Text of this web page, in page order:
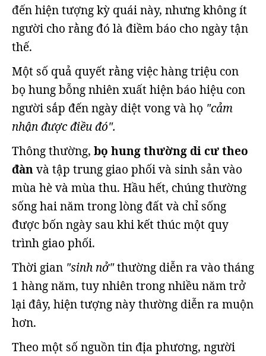
đến hiện tượng kỳ quái này, nhưng không ít
người cho rằng đó là điềm báo cho ngày tận
thế.
Một số quả quyết rằng việc hàng triệu con
bọ hung bỗng nhiên xuất hiện báo hiệu con
người sắp đến ngày diệt vong và họ "cảm
nhận được điều đó".
Thông thường, bọ hung thường di cư theo
đànvà tập trung giao phối và sinh sản vào
mùa hè và mùa thu. Hầu hết, chúng thường
sống hai năm trong lòng đất và chỉ sống
được bốn ngày sau khi kết thúc một quy
trình giao phối.
Thời gian "sinh nở"thường diễn ra vào tháng
1 hàng năm, tuy nhiên trong nhiều năm trở
lại đây, hiện tượng này thường diễn ra muộn
hơn.
Theo một số nguồn tin địa phương, người